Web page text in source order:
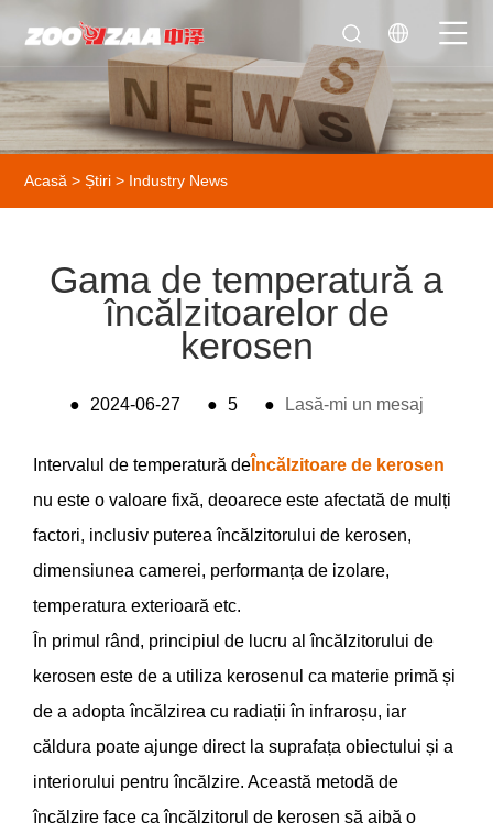
Acasă > Știri > Industry News
Gama de temperatură a
încălzitoarelor de
kerosen
● 2024-06-27 ● 5 ● Lasă-mi un mesaj
Intervalul de temperatură de Încălzitoare de kerosen
nu este o valoare fixă, deoarece este afectată de mulți
factori, inclusiv puterea încălzitorului de kerosen,
dimensiunea camerei, performanța de izolare,
temperatura exterioară etc.
În primul rând, principiul de lucru al încălzitorului de
kerosen este de a utiliza kerosenul ca materie primă și
de a adopta încălzirea cu radiații în infraroșu, iar
căldura poate ajunge direct la suprafața obiectului și a
interiorului pentru încălzire. Această metodă de
încălzire face ca încălzitorul de kerosen să aibă o